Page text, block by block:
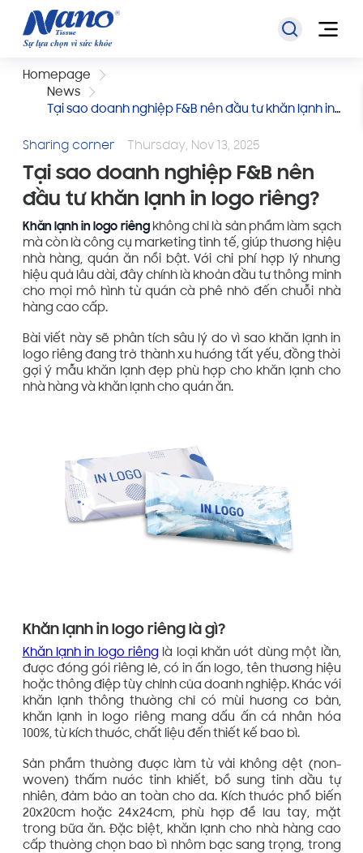
Homepage
News
Tại sao doanh nghiệp F&B nên đầu tư khăn lạnh in
Sharing corner
Thursday, Nov 13, 2025
Tại sao doanh nghiệp F&B nên
đầu tư khăn lạnh in logo riêng?
Khăn lạnh in logo riêngkhông chỉ là sản phẩm làm sạch
mà còn là công cụ marketing tinh tế, giúp thương hiệu
nhà hàng, quán ăn nổi bật. Với chi phí hợp lý nhưng
hiệu quả lâu dài, đây chính là khoản đầu tư thông minh
cho mọi mô hình từ quán cà phê nhỏ đến chuỗi nhà
hàng cao cấp.
Bài viết này sẽ phân tích sâu lý do vì sao khăn lạnh in
logo riêng đang trở thành xu hướng tất yếu, đồng thời
gợi ý mẫu khăn lạnh đẹp phù hợp cho khăn lạnh cho
nhà hàng và khăn lạnh cho quán ăn.
Khăn lạnh in logo riêng là gì?
Khăn lạnh in logo riêng là loại khăn ướt dùng một lần,
được đóng gói riêng lẻ, có in ấn logo, tên thương hiệu
hoặc thông điệp tùy chỉnh của doanh nghiệp. Khác với
khăn lạnh thông thường chỉ có mùi hương cơ bản,
khăn lạnh in logo riêng mang dấu ấn cá nhân hóa
100%, từ kích thước, chất liệu đến thiết kế bao bì.
Sản phẩm thường được làm từ vải không dệt (non-
woven) thấm nước tinh khiết, bổ sung tinh dầu tự
nhiên, đảm bảo an toàn cho da. Kích thước phổ biến
20x20cm hoặc 24x24cm, phù hợp để lau tay, mặt
trong bữa ăn. Đặc biệt, khăn lạnh cho nhà hàng cao
cấp thường chọn bao bì nhôm bạc sang trọng, trong